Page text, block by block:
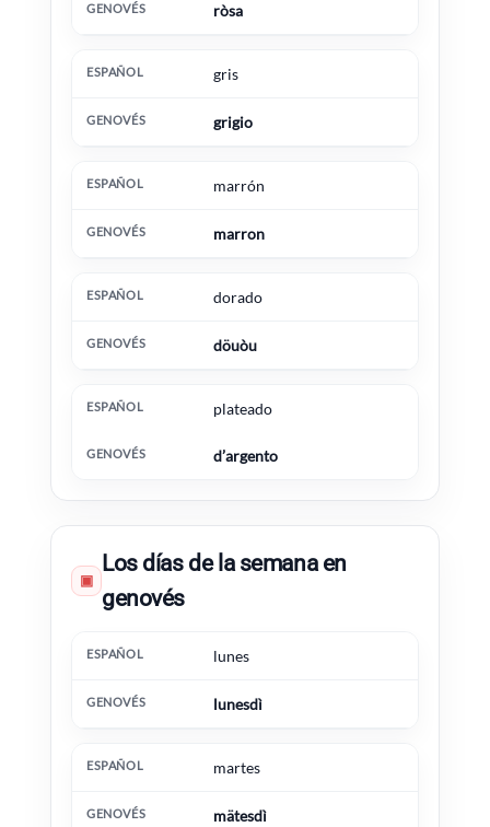
ròsa
gris
grigio
marrón
marron
dorado
döuòu
plateado
d’argento
▣
Los días de la semana en
genovés
Español Genovéslunes
lunesdì
martes
mätesdì